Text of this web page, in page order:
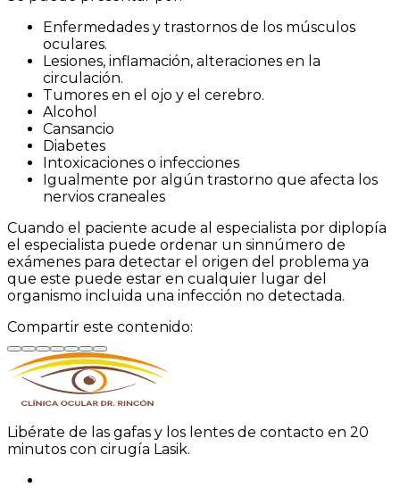
Enfermedades y trastornos de los músculos
oculares.
Lesiones, inflamación, alteraciones en la
circulación.
Tumores en el ojo y el cerebro.
Alcohol
Cansancio
Diabetes
Intoxicaciones o infecciones
Igualmente por algún trastorno que afecta los
nervios craneales
Cuando el paciente acude al especialista por diplopía
el especialista puede ordenar un sinnúmero de
exámenes para detectar el origen del problema ya
que este puede estar en cualquier lugar del
organismo incluida una infección no detectada.
Compartir este contenido:
Libérate de las gafas y los lentes de contacto en 20
minutos con cirugía Lasik.